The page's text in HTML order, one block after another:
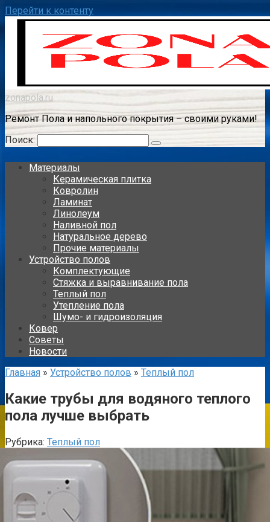
Перейти к контенту
zonapola.ru
Ремонт Пола и напольного покрытия – своими руками!
Поиск:
Материалы
Керамическая плитка
Ковролин
Ламинат
Линолеум
Наливной пол
Натуральное дерево
Прочие материалы
Устройство полов
Комплектующие
Стяжка и выравнивание пола
Теплый пол
Утепление пола
Шумо- и гидроизоляция
Ковер
Советы
Новости
Главная » Устройство полов » Теплый пол
Какие трубы для водяного теплого
пола лучше выбрать
Рубрика: Теплый пол